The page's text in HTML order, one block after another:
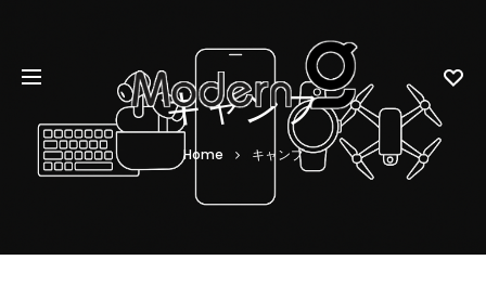
キャンプ
Home キャンプ